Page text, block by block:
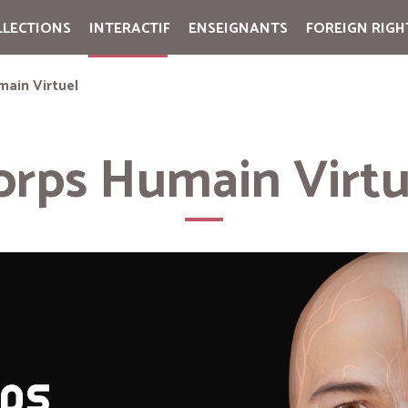
INTERACTIF ENSEIGNANTS FOREIGN
Virtuel
Humain